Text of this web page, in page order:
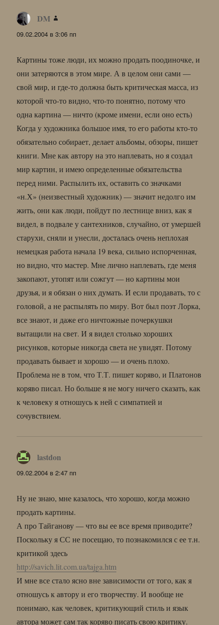
DM
09.02.2004 в 3:06 пп
Картины тоже люди, их можно продать поодиночке, и
они затеряются в этом мире. А в целом они сами —
свой мир, и где-то должна быть критическая масса, из
которой что-то видно, что-то понятно, потому что
одна картина — ничто (кроме имени, если оно есть)
Когда у художника большое имя, то его работы кто-то
обязательно собирает, делает альбомы, обзоры, пишет
книги. Мне как автору на это наплевать, но я создал
мир картин, и имею определенные обязательства
перед ними. Распылить их, оставить со значками
«н.Х» (неизвестный художник) — значит недолго им
жить, они как люди, пойдут по лестнице вниз, как я
видел, в подвале у сантехников, случайно, от умершей
старухи, сняли и унесли, досталась очень неплохая
немецкая работа начала 19 века, сильно испорченная,
но видно, что мастер. Мне лично наплевать, где меня
закопают, утопят или сожгут — но картины мои
друзья, и я обязан о них думать. И если продавать, то с
головой, а не распылять по миру. Вот был поэт Лорка,
все знают, и даже его ничтожные почеркушки
вытащили на свет. И я видел столько хороших
рисунков, которые никогда света не увидят. Потому
продавать бывает и хорошо — и очень плохо.
Проблема не в том, что Т.Т. пишет коряво, и Платонов
коряво писал. Но больше я не могу ничего сказать, как
к человеку я отношусь к ней с симпатией и
сочувствием.
lastdon
09.02.2004 в 2:47 пп
Ну не знаю, мне казалось, что хорошо, когда можно
продать картины.
А про Тайганову — что вы ее все время приводите?
Поскольку я СС не посещаю, то познакомился с ее т.н.
критикой здесь
http://savich.lit.com.ua/tajga.htm
И мне все стало ясно вне зависимости от того, как я
отношусь к автору и его творчеству. И вообще не
понимаю, как человек, критикующий стиль и язык
автора может сам так коряво писать свою критику.